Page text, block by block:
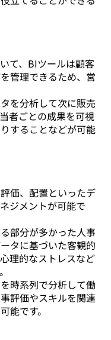
て、BIツールは顧客
管理できるため、営
を分析して次に販売
者ごとの成果を可視
することなどが可能
価、配置といったデ
ジメントが可能で
部分が多かった人事
タに基づいた客観的
理的なストレスなど
時系列で分析して働
評価やスキルを関連
能です。